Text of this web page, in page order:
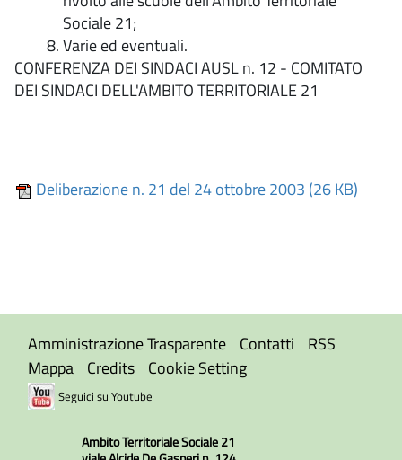
Sociale 21;
Varie ed eventuali.
CONFERENZA DEI SINDACI AUSL n. 12 - COMITATO
DEI SINDACI DELL'AMBITO TERRITORIALE 21
Deliberazione n. 21 del 24 ottobre 2003 (26 KB)
Amministrazione Trasparente Contatti
RSS
Mappa Credits Cookie Setting
Seguici su Youtube
Ambito Territoriale Sociale 21